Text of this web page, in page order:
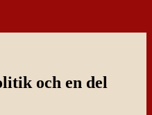
och en del